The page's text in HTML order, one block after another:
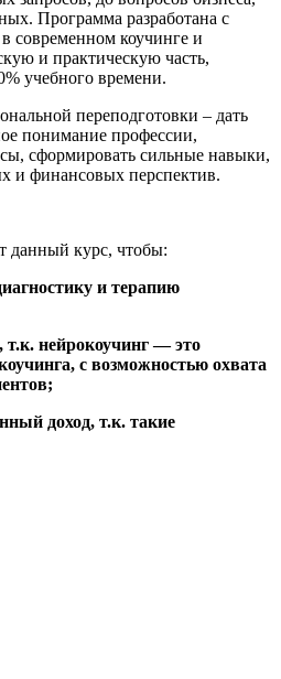
Программа разработана с
современном коучинге и
и практическую часть,
учебного времени.
переподготовки – дать
понимание профессии,
сформировать сильные навыки,
и финансовых перспектив.
данный курс, чтобы:
и терапию
нейрокоучинг — это
с возможностью охвата
доход, т.к. такие